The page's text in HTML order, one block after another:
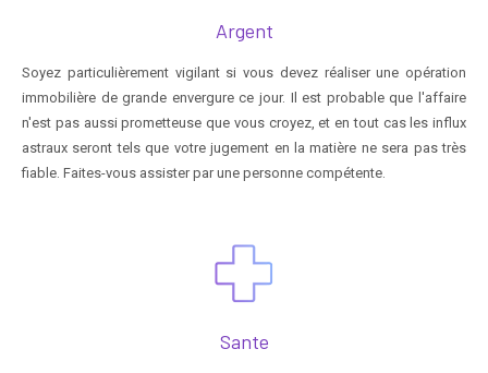
Argent
Soyez particulièrement vigilant si vous devez réaliser une opération
immobilière de grande envergure ce jour. Il est probable que l'affaire
n'est pas aussi prometteuse que vous croyez, et en tout cas les influx
astraux seront tels que votre jugement en la matière ne sera pas très
fiable. Faites-vous assister par une personne compétente.
Sante